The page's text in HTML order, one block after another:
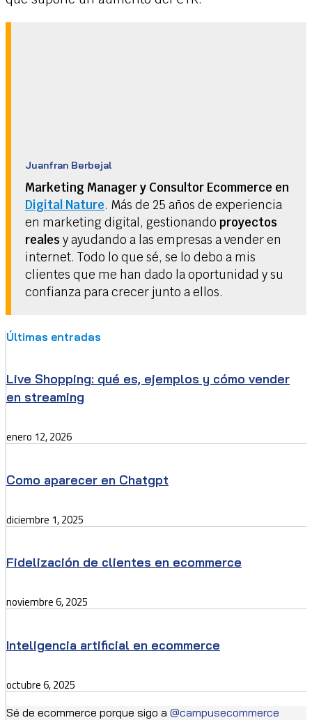
Juanfran Berbejal
Marketing Manager y Consultor Ecommerce en
Digital Nature. Más de 25 años de experiencia
en marketing digital, gestionando proyectos
reales y ayudando a las empresas a vender en
internet. Todo lo que sé, se lo debo a mis
clientes que me han dado la oportunidad y su
confianza para crecer junto a ellos.
Últimas entradas
Live Shopping: qué es, ejemplos y cómo vender
en streaming
enero 12, 2026
Como aparecer en Chatgpt
diciembre 1, 2025
Fidelización de clientes en ecommerce
noviembre 6, 2025
Inteligencia artificial en ecommerce
octubre 6, 2025
Sé de ecommerce porque sigo a @campusecommerce